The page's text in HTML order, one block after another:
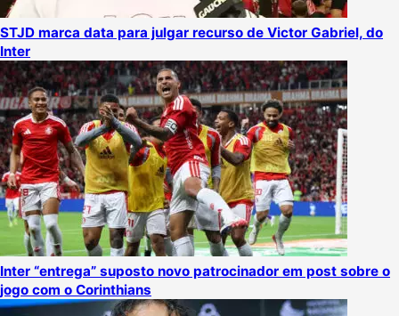
STJD marca data para julgar recurso de Victor Gabriel, do
Inter
Inter “entrega” suposto novo patrocinador em post sobre o
jogo com o Corinthians